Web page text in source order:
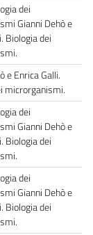
dei
Gianni Dehò e
Biologia dei
e Enrica Galli.
microrganismi.
dei
Gianni Dehò e
Biologia dei
dei
Gianni Dehò e
Biologia dei